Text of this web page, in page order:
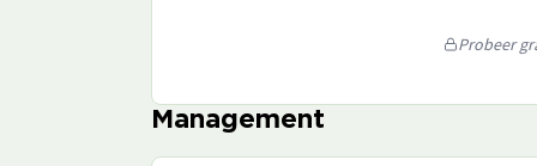
Probeer
Management